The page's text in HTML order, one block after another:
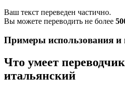
Ваш текст переведен частично.
Вы можете переводить не более
Примеры использования и
Что умеет
итальянский